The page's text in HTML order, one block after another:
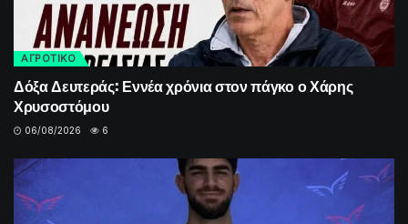
ΑΓΡΟΤΙΚΟ
Δόξα Δευτεράς: Εννέα χρόνια στον πάγκο ο Χάρης
Χρυσοστόμου
06/08/2026 6